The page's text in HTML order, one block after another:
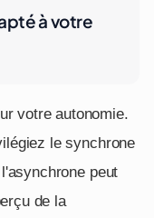
à votre
votre autonomie.
le synchrone
peut
de la